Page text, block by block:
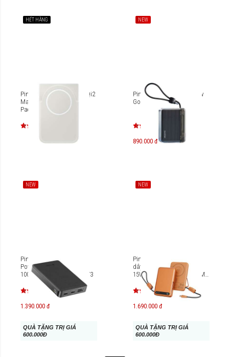
HẾT HÀNG
Pin dự phòng Samsung Qi2
Magnet Wireless Battery
Pack EB-U2500X
NEW
Pin dự phòng Sharge Flow
Go P4 10.000mAh
890.000 đ
NEW
Pin sạc dự phòng Mazer
PowerCharger PD35W
10000mAh M-PC35W10.0V3
1.390.000 đ
QUÀ TẶNG TRỊ GIÁ
600.000Đ
NEW
Pin sạc dự phòng không
dây kèm cáp MAZER Qi2
15W/PD27W 10.000 mAh M-
MagLink19
1.690.000 đ
QUÀ TẶNG TRỊ GIÁ
600.000Đ